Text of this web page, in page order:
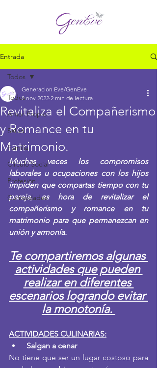
Entrada
Todos
Amor Propio
Salud
Familia
Círculo Social
Profesión
Curiosidades
Todos
Revitaliza el Compañerismo
y Romance en tu
Matrimonio.
Generacion Eve/GenEve
8 nov 2022 2 min de lectura
Muchas veces los compromisos
laborales u ocupaciones con los hijos
impiden que compartas tiempo con tu
pareja, es hora de revitalizar el
compañerismo y romance en tu
matrimonio para que permanezcan en
unión y armonía.
Te compartiremos algunas
actividades que pueden
realizar en diferentes
escenarios logrando evitar
la monotonía.
ACTIVIDADES CULINARIAS:
Salgan a cenar
No tiene que ser un lugar costoso para